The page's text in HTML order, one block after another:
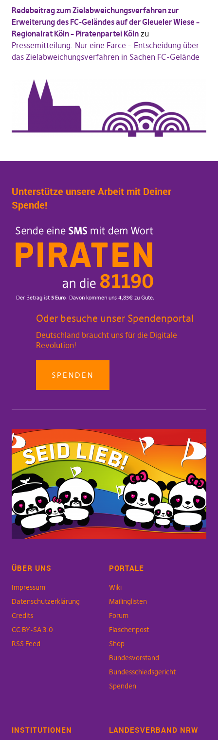
Redebeitrag zum Zielabweichungsverfahren zur
Erweiterung des FC-Geländes auf der Gleueler Wiese –
Regionalrat Köln – Piratenpartei Kölnzu
Pressemitteilung: Nur eine Farce – Entscheidung über
das Zielabweichungsverfahren in Sachen FC-Gelände
Unterstütze unsere Arbeit mit Deiner
Spende!
Oder besuche unser Spendenportal
Deutschland braucht uns für die Digitale
Revolution!
SPENDEN
ÜBER UNS
Impressum
Datenschutzerklärung
Credits
CC BY-SA 3.0
RSS Feed
PORTALE
Wiki
Mailinglisten
Forum
Flaschenpost
Shop
Bundesvorstand
Bundesschiedsgericht
Spenden
INSTITUTIONEN LANDESVERBAND NRW